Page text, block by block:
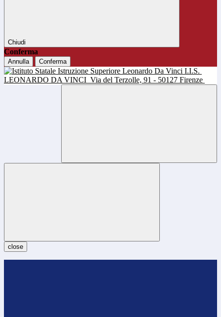
Chiudi
Conferma
Annulla Conferma
I.I.S.
LEONARDO DA VINCI Via del Terzolle, 91 - 50127 Firenze
close